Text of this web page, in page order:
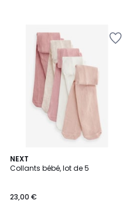
NEXT
Collants bébé, lot de 5
23,00 €